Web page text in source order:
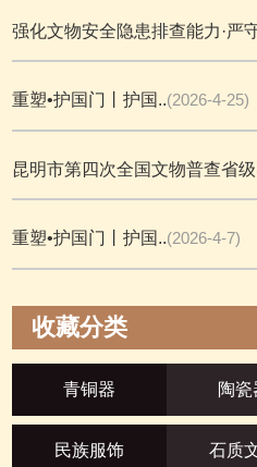
强化文物安全隐患排查能力·严
重塑•护国门丨护国..(2026-4-25)
昆明市第四次全国文物普查省
重塑•护国门丨护国..(2026-4-7)
收藏分类
青铜器 陶瓷
民族服饰 石质